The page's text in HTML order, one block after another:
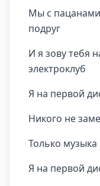
Мы с пацанами
подруг
И я зову тебя
электроклуб
Я на первой
Никого не
Только музыка
Я на первой